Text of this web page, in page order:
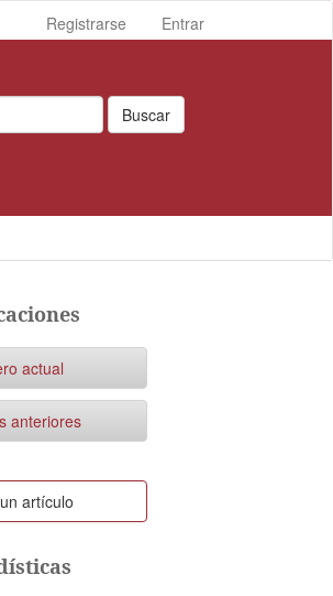
Registrarse Entrar
Buscar
actual
anteriores
artículo